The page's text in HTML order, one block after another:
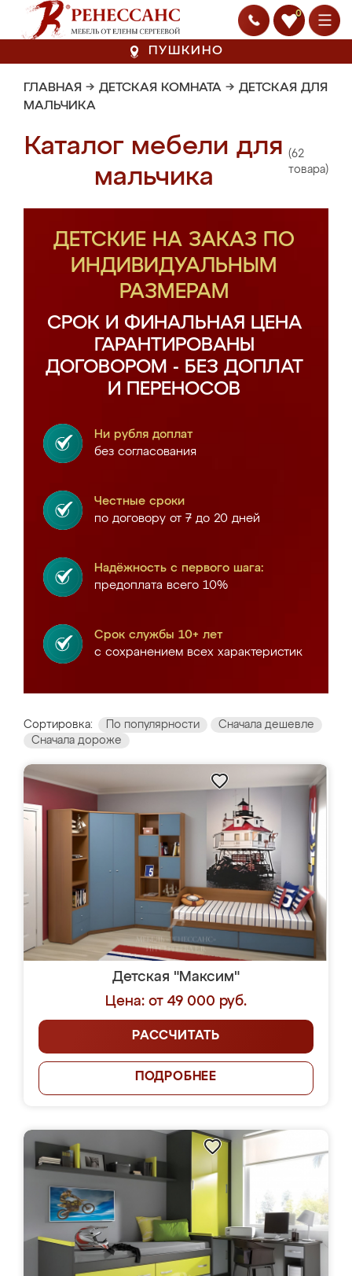
0
ПУШКИНО
ГЛАВНАЯ → ДЕТСКАЯ КОМНАТА → ДЕТСКАЯ ДЛЯ
МАЛЬЧИКА
Каталог мебели для
мальчика
(62
товара)
ДЕТСКИЕ НА ЗАКАЗ ПО
ИНДИВИДУАЛЬНЫМ
РАЗМЕРАМ
СРОК И ФИНАЛЬНАЯ ЦЕНА
ГАРАНТИРОВАНЫ
ДОГОВОРОМ - БЕЗ ДОПЛАТ
И ПЕРЕНОСОВ
Ни рубля доплат
без согласования
Честные сроки
по договору от 7 до 20 дней
Надёжность с первого шага:
предоплата всего 10%
Срок службы 10+ лет
с сохранением всех характеристик
Сортировка: По популярности
Сначала дешевле
Сначала дороже
Детская "Максим"
Цена: от 49 000 руб.
РАССЧИТАТЬ
ПОДРОБНЕЕ